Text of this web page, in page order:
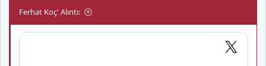
Ferhat Koç' Alıntı: